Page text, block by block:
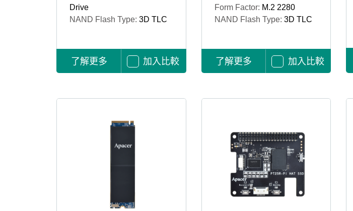
Drive
NAND Flash Type: 3D TLC
了解更多 加入比較
Form Factor: M.2 2280
NAND Flash Type: 3D TLC
了解更多 加入比較